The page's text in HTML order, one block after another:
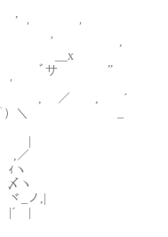
′
_ ’ ,
”
.. , ／ , ´
（⌒）＼ _
と台
,|
|